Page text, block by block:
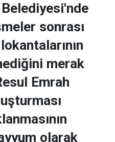
sonrası
merak
Emrah
olarak